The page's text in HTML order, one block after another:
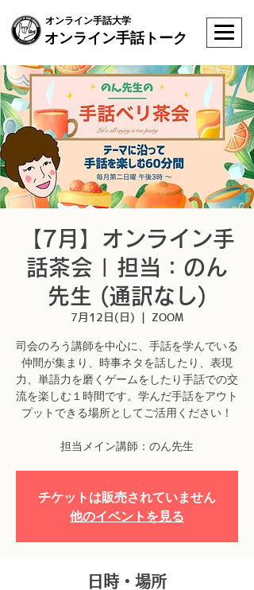
オンライン手話大学
オンライン手話トーク
【7月】オンライン手
話茶会 | 担当：のん
先生 (通訳なし)
7月12日(日) ZOOM
司会のろう講師を中心に、手話を学んでいる
仲間が集まり、時事ネタを話したり、表現
力、単語力を磨くゲームをしたり手話での交
流を楽しむ１時間です。学んだ手話をアウト
プットできる場所としてご活用ください！
担当メイン講師：のん先生
チケットは販売されていません
他のイベントを見る
日時・場所